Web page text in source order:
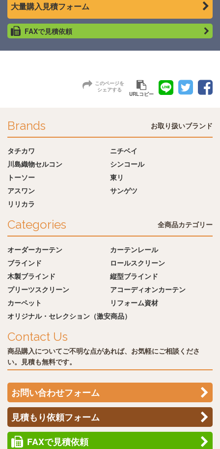
大量購入見積フォーム
FAXで見積依頼
このページを
シェアする
URLコピー
Brands お取り扱いブランド
タチカワ
ニチベイ
川島織物セルコン
シンコール
トーソー
東リ
アスワン
サンゲツ
リリカラ
Categories 全商品カテゴリー
オーダーカーテン
カーテンレール
ブラインド
ロールスクリーン
木製ブラインド
縦型ブラインド
プリーツスクリーン
アコーディオンカーテン
カーペット
リフォーム資材
オリジナル・セレクション（激安商品）
Contact Us
商品購入についてご不明な点があれば、お気軽にご相談くださ
い。見積も無料です。
お問い合わせフォーム
見積もり依頼フォーム
FAXで見積依頼